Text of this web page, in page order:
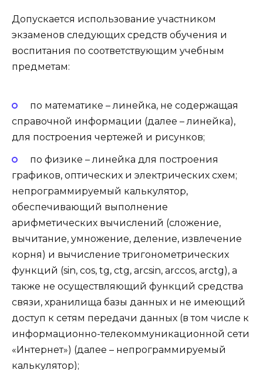
Допускается использование участником
экзаменов следующих средств обучения и
воспитания по соответствующим учебным
предметам:
по математике – линейка, не содержащая
справочной информации (далее – линейка),
для построения чертежей и рисунков;
по физике – линейка для построения
графиков, оптических и электрических схем;
непрограммируемый калькулятор,
обеспечивающий выполнение
арифметических вычислений (сложение,
вычитание, умножение, деление, извлечение
корня) и вычисление тригонометрических
функций (sin, cos, tg, ctg, arcsin, arccos, arctg), а
также не осуществляющий функций средства
связи, хранилища базы данных и не имеющий
доступ к сетям передачи данных (в том числе к
информационно-телекоммуникационной сети
«Интернет») (далее – непрограммируемый
калькулятор);